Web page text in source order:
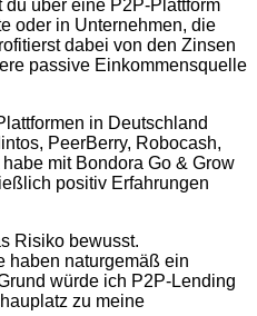
über eine P2P-Plattform
oder in Unternehmen, die
dabei von den Zinsen
passive Einkommensquelle
in Deutschland
PeerBerry, Robocash,
mit Bondora Go & Grow
positiv Erfahrungen
Risiko bewusst.
haben naturgemäß ein
würde ich P2P-Lending
zu meine